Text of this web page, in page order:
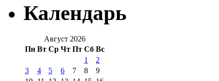
Календарь
Август 2026
Пн Вт Ср Чт Пт Сб Вс
1
2
3
4 5 6 7 8
9